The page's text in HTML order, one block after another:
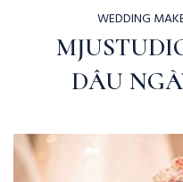
WEDDING
DÂU